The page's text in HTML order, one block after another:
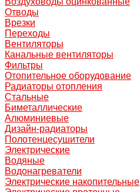
Отводы
Врезки
Переходы
Вентиляторы
Канальные вентиляторы
Фильтры
Отопительное оборудование
Радиаторы отопления
Стальные
Биметаллические
Алюминиевые
Дизайн-радиаторы
Полотенцесушители
Электрические
Водяные
Водонагреватели
Электрические накопительные